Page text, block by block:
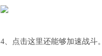
4、点击这里还能够加速战斗。